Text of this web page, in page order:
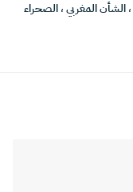
،الشأن المغربي،الصحراء